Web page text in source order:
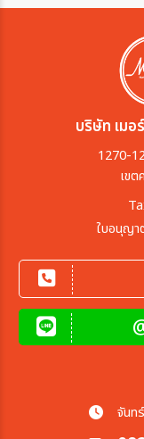
บริษัท เมอ
1270-
เข
ใบอนุญา
จันท